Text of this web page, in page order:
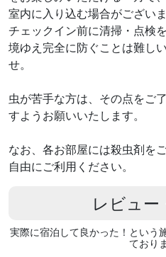
室内に入り込む場合がございま
チェックイン前に清掃・点検
境ゆえ完全に防ぐことは難し
せ。
虫が苦手な方は、その点をご
すようお願いいたします。
なお、各お部屋には殺虫剤を
自由にご利用ください。
レビュー
実際に宿泊して良かった！という
ており